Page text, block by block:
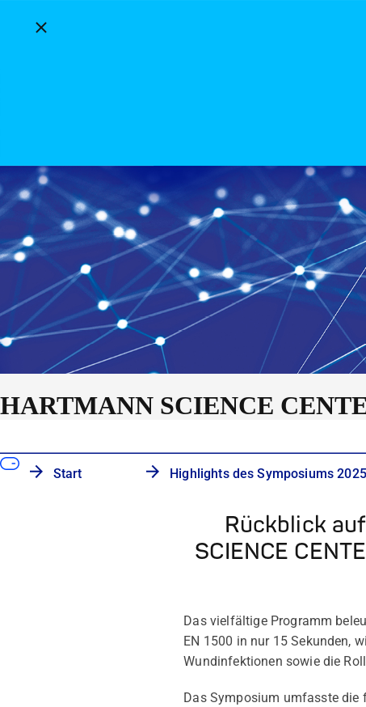
Breadcrumbs schließen
HARTMANN SCIENCE
Start Highlights des Symposiums 2025
Rückblick
SCIENCE
Das vielfältige Programm
EN 1500 in nur 15 Sekunden,
Wundinfektionen sowie die
Das Symposium umfasste die